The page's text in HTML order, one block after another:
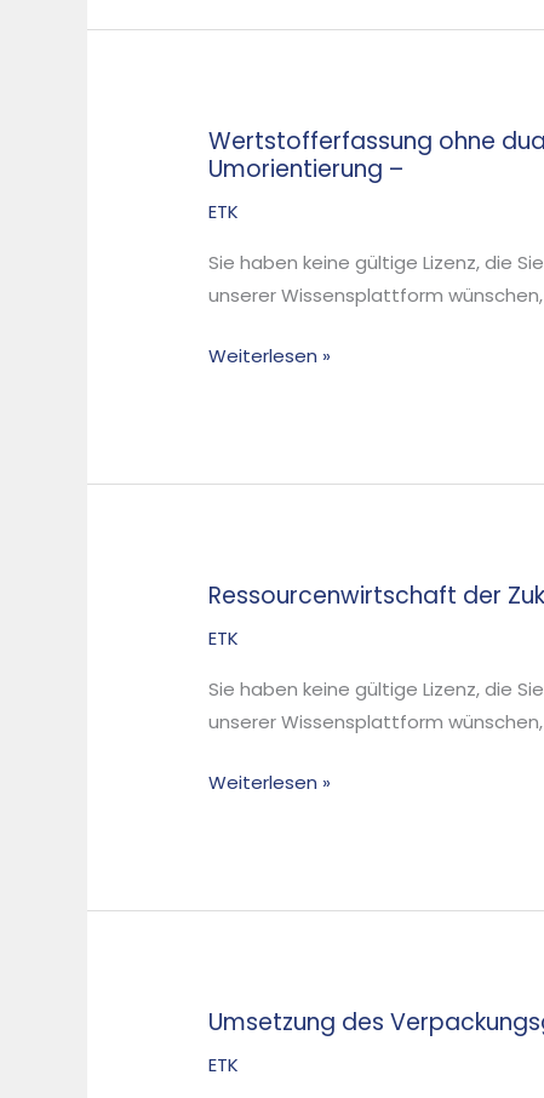
Wertstofferfassung ohne
Umorientierung –
ETK
Sie haben keine gültige Lizenz, die
unserer Wissensplattform
Wertstofferfassung
ohne
duale
und
Produktverantwortung
Weiterlesen »
Ressourcenwirtschaft der
ETK
Sie haben keine gültige Lizenz, die
unserer Wissensplattform
Ressourcenwirtschaft
der
Weiterlesen »
Umsetzung des
ETK
Umsetzung
des